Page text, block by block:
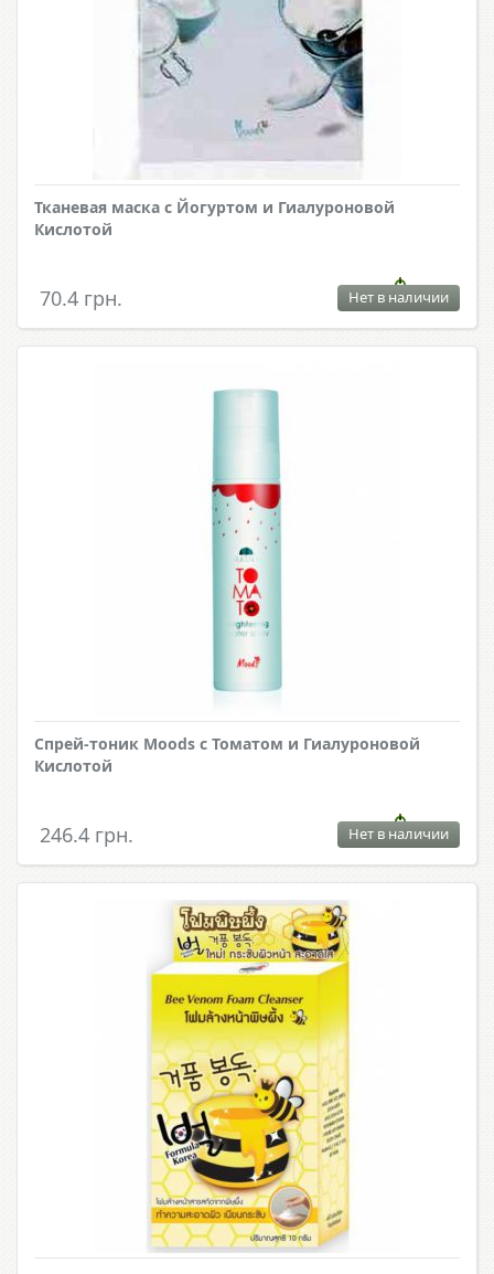
Тканевая маска с Йогуртом и Гиалуроновой
Кислотой
70.4 грн. Нет в наличии
Спрей-тоник Moods с Томатом и Гиалуроновой
Кислотой
246.4 грн. Нет в наличии